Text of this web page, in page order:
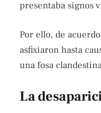
presentaba signos
Por ello, de
asfixiaron hasta
una fosa
La